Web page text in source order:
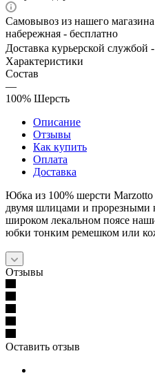
Самовывоз из нашего
набережная - бесплатно
Доставка курьерской службой
Характеристики
Состав
—
100% Шерсть
Описание
Отзывы
Как купить
Оплата
Доставка
Юбка из 100% шерсти
двумя шлицами и прорезными
широком лекальном поясе
юбки тонким ремешком или
Отзывы
Оставить отзыв